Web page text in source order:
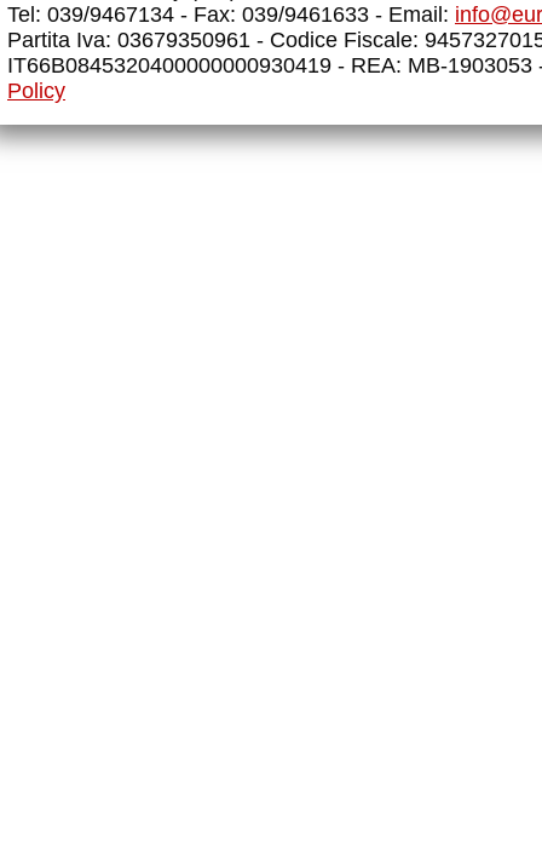
Tel: 039/9467134 - Fax: 039/9461633 - Email:
Partita Iva: 03679350961 - Codice Fiscale:
IT66B0845320400000000930419 - REA: MB-
Policy